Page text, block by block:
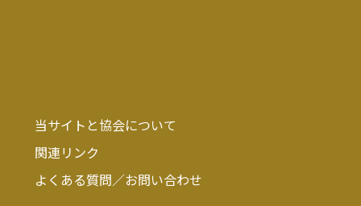
当サイトと協会について
関連リンク
よくある質問／お問い合わせ